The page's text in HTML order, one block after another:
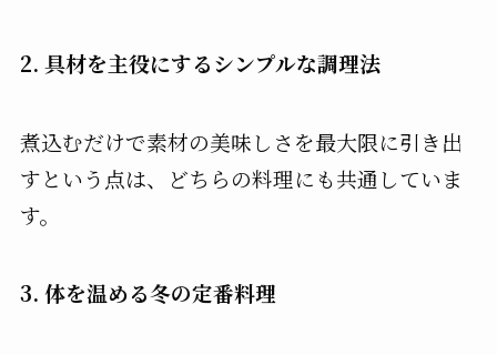
2. 具材を主役にするシンプルな調理法
煮込むだけで素材の美味しさを最大限に引き出
すという点は、どちらの料理にも共通していま
す。
3. 体を温める冬の定番料理